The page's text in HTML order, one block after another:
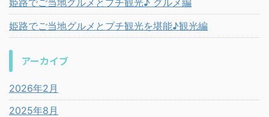
姫路でご当地グルメとプチ観光を堪能♪観光編
アーカイブ
2026年2月
2025年8月